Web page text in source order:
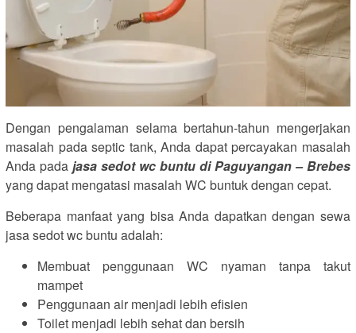
Dengan pengalaman selama bertahun-tahun mengerjakan
masalah pada septic tank, Anda dapat percayakan masalah
Anda pada jasa sedot wc buntu di Paguyangan – Brebes
yang dapat mengatasi masalah WC buntuk dengan cepat.
Beberapa manfaat yang bisa Anda dapatkan dengan sewa
jasa sedot wc buntu adalah:
Membuat penggunaan WC nyaman tanpa takut
mampet
Penggunaan air menjadi lebih efisien
Toilet menjadi lebih sehat dan bersih